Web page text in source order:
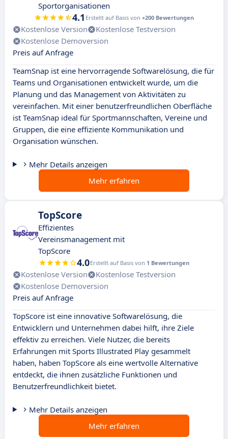
Sportorganisationen
4.1 Erstellt auf Basis von +200 Bewertungen
Kostenlose Version
Kostenlose Testversion
Kostenlose Demoversion
Preis auf Anfrage
TeamSnap ist eine hervorragende Softwarelösung, die für
Teams und Organisationen entwickelt wurde, um die
Planung und das Management von Aktivitäten zu
vereinfachen. Mit einer benutzerfreundlichen Oberfläche
ist TeamSnap ideal für Sportmannschaften, Vereine und
Gruppen, die eine effiziente Kommunikation und
Organisation wünschen.
Mehr Details anzeigen
Mehr erfahren
TopScore
Effizientes
Vereinsmanagement mit
TopScore
4.0Erstellt auf Basis von 1 Bewertungen
Kostenlose Version
Kostenlose Testversion
Kostenlose Demoversion
Preis auf Anfrage
TopScore ist eine innovative Softwarelösung, die
Entwicklern und Unternehmen dabei hilft, ihre Ziele
effektiv zu erreichen. Viele Nutzer, die bereits
Erfahrungen mit Sports Illustrated Play gesammelt
haben, haben TopScore als eine wertvolle Alternative
entdeckt, die ihnen zusätzliche Funktionen und
Benutzerfreundlichkeit bietet.
Mehr Details anzeigen
Mehr erfahren